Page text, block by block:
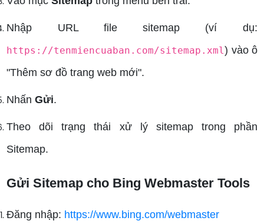
Nhập URL file sitemap (ví dụ:
https://tenmiencuaban.com/sitemap.xml) vào ô
"Thêm sơ đồ trang web mới".
NhấnGửi.
Theo dõi trạng thái xử lý sitemap trong phần
Sitemap.
Gửi Sitemap cho Bing Webmaster Tools
Đăng nhập: https://www.bing.com/webmaster